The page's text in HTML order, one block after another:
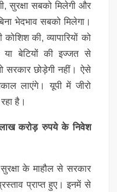
सुरक्षा सबको मिलेगी और
भेदभाव सबको मिलेगा।
की, व्यापारियों को
या बेटियों की इज्जत से
सरकार छोड़ेगी नहीं। ऐसे
लाएंगे। यूपी में जीरो
है।
लाख करोड़ रुपये के निवेश
के माहौल से सरकार
प्राप्त हुए। इनमें से